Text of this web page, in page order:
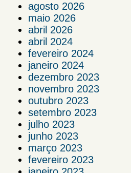
agosto 2026
maio 2026
abril 2026
abril 2024
fevereiro 2024
janeiro 2024
dezembro 2023
novembro 2023
outubro 2023
setembro 2023
julho 2023
junho 2023
março 2023
fevereiro 2023